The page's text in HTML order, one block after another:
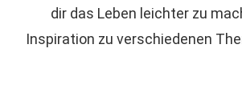
dir das Leben leichter zu
Inspiration zu verschiedenen